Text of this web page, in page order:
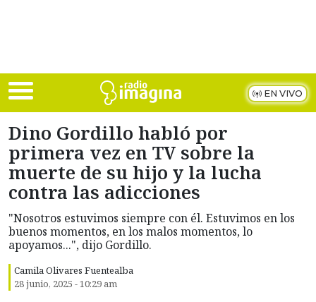
EN VIVO
Dino Gordillo habló por
primera vez en TV sobre la
muerte de su hijo y la lucha
contra las adicciones
"Nosotros estuvimos siempre con él. Estuvimos en los
buenos momentos, en los malos momentos, lo
apoyamos...", dijo Gordillo.
Camila Olivares Fuentealba
28 junio, 2025 - 10:29 am